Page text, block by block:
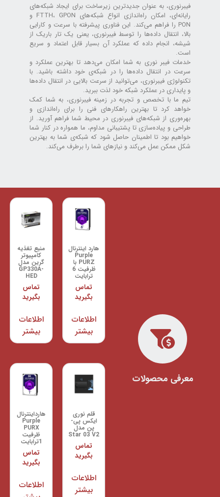
فیبرنوری، به عنوان جدیدترین زیرساخت برای ایجاد شبکه‌های
رایانه‌ای، امکان راه‌اندازی انواع شبکه‌های FTTH، GPON و
PON را فراهم می‌کند. این فناوری پیشرفته با سرعت و کارایی
بالا، انتقال داده‌ها را توسط فیبرنوری، یعنی یک تار باریک از
شیشه، انجام داده که عملکرد آن بسیار قابل اعتماد و سریع
است.
خدمات فیبر نوری به شما امکان می‌دهد تا بهترین عملکرد و
سرعت در انتقال داده‌ها را در شبکه‌ی خود داشته باشید. با
تکنولوژی فیبرنوری، می‌توانید از سرعت بالایی در انتقال داده‌ها
و پایداری در عملکرد شبکه خود لذت ببرید.
تیم ما با تخصص و تجربه در زمینه فیبرنوری، به شما کمک
خواهد کرد تا بهترین راهکارهای فنی را برای راه‌اندازی و
بهره‌وری از شبکه‌های فیبرنوری در محیط شما فراهم آورید. از
طراحی و پیاده‌سازی تا پشتیبانی مداوم، ما همواره در کنار شما
خواهیم بود تا اطمینان حاصل شود که شبکه‌ی شما به بهترین
شکل ممکن عمل می‌کند و نیازهای شما را برطرف می‌کند.
معرفی محصولات
هارد اینترنال
Purple
PURZ با
ظرفیت 6
ترابایت
تماس
بگیرید
اطلاعات
بیشتر
منبع تغذیه
کامپیوتر
گرین مدل
GP330A-
HED
تماس
بگیرید
اطلاعات
بیشتر
قلم نوری
ایکس پی-
پن مدل
Star 03 V2
تماس
بگیرید
اطلاعات
بیشتر
هارداینترنال
Purple
PURX
ظرفیت
1ترابایت
تماس
بگیرید
اطلاعات